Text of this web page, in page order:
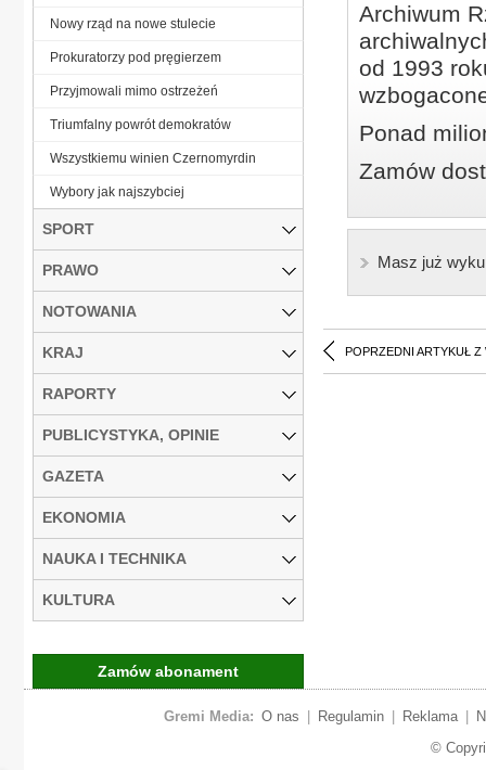
Archiwum
od 1993
Ponad
Zamów
Masz już
POPRZEDNI ARTYKUŁ Z
Nowy rząd na nowe stulecie
Prokuratorzy pod pręgierzem
Przyjmowali mimo ostrzeżeń
Triumfalny powrót demokratów
Wszystkiemu winien Czernomyrdin
Wybory jak najszybciej
SPORT
PRAWO
NOTOWANIA
KRAJ
RAPORTY
PUBLICYSTYKA, OPINIE
GAZETA
EKONOMIA
NAUKA I TECHNIKA
KULTURA
Zamów abonament
Gremi Media: O nas Regulamin Reklama
©